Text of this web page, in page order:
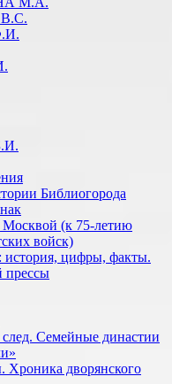
Библиогорода
(к 75-летию
войск)
история, цифры, факты.
прессы
Семейные династии
дворянского